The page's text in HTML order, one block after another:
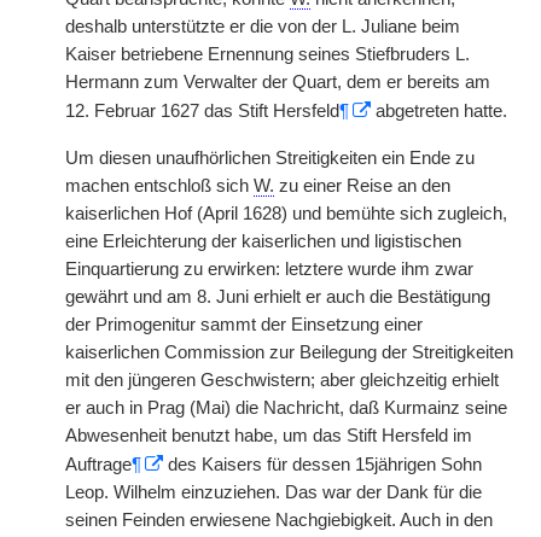
deshalb unterstützte er die von der L. Juliane beim
Kaiser betriebene Ernennung seines Stiefbruders L.
Hermann zum Verwalter der Quart, dem er bereits am
12. Februar 1627 das Stift Hersfeld¶ abgetreten hatte.
Um diesen unaufhörlichen Streitigkeiten ein Ende zu
machen entschloß sich W. zu einer Reise an den
kaiserlichen Hof (April 1628) und bemühte sich zugleich,
eine Erleichterung der kaiserlichen und ligistischen
Einquartierung zu erwirken: letztere wurde ihm zwar
gewährt und am 8. Juni erhielt er auch die Bestätigung
der Primogenitur sammt der Einsetzung einer
kaiserlichen Commission zur Beilegung der Streitigkeiten
mit den jüngeren Geschwistern; aber gleichzeitig erhielt
er auch in Prag (Mai) die Nachricht, daß Kurmainz seine
Abwesenheit benutzt habe, um das Stift Hersfeld im
Auftrage¶
des Kaisers für dessen 15jährigen Sohn
Leop. Wilhelm einzuziehen. Das war der Dank für die
seinen Feinden erwiesene Nachgiebigkeit. Auch in den